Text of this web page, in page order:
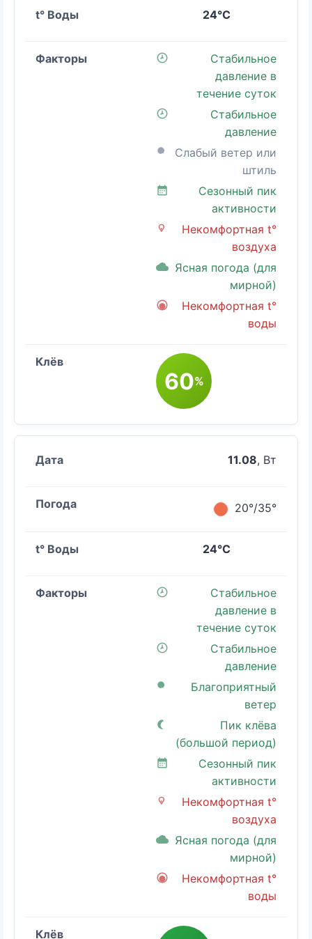
24°C
Стабильное
давление в
течение суток
Стабильное
давление
Слабый ветер или
штиль
Сезонный пик
активности
Некомфортная t°
воздуха
Ясная погода (для
мирной)
Некомфортная t°
воды
60%
11.08, Вт
20°/35°
24°C
Стабильное
давление в
течение суток
Стабильное
давление
Благоприятный
ветер
Пик клёва
(большой период)
Сезонный пик
активности
Некомфортная t°
воздуха
Ясная погода (для
мирной)
Некомфортная t°
воды